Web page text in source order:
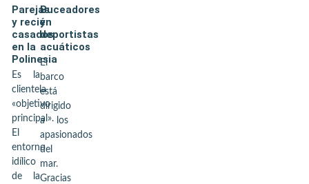
Parejas
y recién
casados
en la
Polinesia
Es la
clientela
«objetivo
principal».
El
entorno
idílico
de la
Buceadores
y
deportistas
acuáticos
El
barco
está
dirigido
a los
apasionados
del
mar.
Gracias